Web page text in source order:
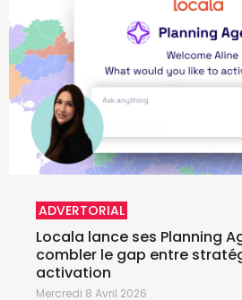
ADVERTORIAL
Locala lance ses Planning
combler le gap entre
activation
Mercredi 8 Avril 2026